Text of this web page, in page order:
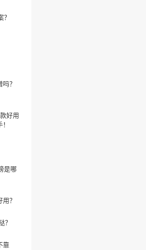
？
好用
是哪
？
？
靠